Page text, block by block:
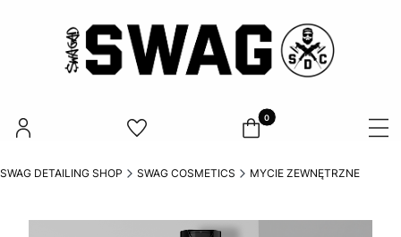
Produkty w koszyku: 0.
SWAG DETAILING SHOP SWAG COSMETICS MYCIE ZEWNĘTRZNE